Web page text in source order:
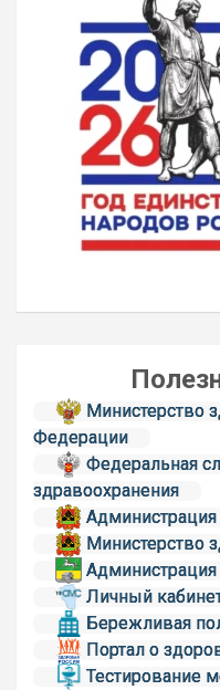
Министерство
Федерации
Федеральная
здравоохранения
Министерство
Личный
Бережливая
Портал о
Тестирование